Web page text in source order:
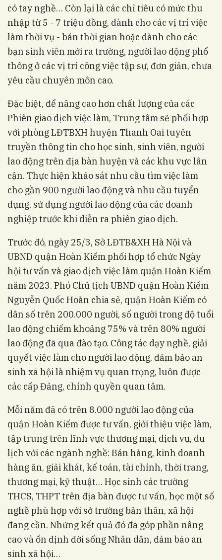
có tay nghề… Còn lại là các chỉ tiêu có mức thu
nhập từ 5 - 7 triệu đồng, dành cho các vị trí việc
làm thời vụ - bán thời gian hoặc dành cho các
bạn sinh viên mới ra trường, người lao động phổ
thông ở các vị trí công việc tập sự, đơn giản, chưa
yêu cầu chuyên môn cao.
Đặc biệt, để nâng cao hơn chất lượng của các
Phiên giao dịch việc làm, Trung tâm sẽ phối hợp
với phòng LĐTBXH huyện Thanh Oai tuyên
truyền thông tin cho học sinh, sinh viên, người
lao động trên địa bàn huyện và các khu vực lân
cận. Thực hiện khảo sát nhu cầu tìm việc làm
cho gần 900 người lao động và nhu cầu tuyển
dụng, sử dụng người lao động của các doanh
nghiệp trước khi diễn ra phiên giao dịch.
Trước đó, ngày 25/3, Sở LĐTB&XH Hà Nội và
UBND quận Hoàn Kiếm phối hợp tổ chức Ngày
hội tư vấn và giao dịch việc làm quận Hoàn Kiếm
năm 2023. Phó Chủ tịch UBND quận Hoàn Kiếm
Nguyễn Quốc Hoàn chia sẻ, quận Hoàn Kiếm có
dân số trên 200.000 người, số người trong độ tuổi
lao động chiếm khoảng 75% và trên 80% người
lao động đã qua đào tạo. Công tác dạy nghề, giải
quyết việc làm cho người lao động, đảm bảo an
sinh xã hội là nhiệm vụ quan trọng, luôn được
các cấp Đảng, chính quyền quan tâm.
Mỗi năm đã có trên 8.000 người lao động của
quận Hoàn Kiếm được tư vấn, giới thiệu việc làm,
tập trung trên lĩnh vực thương mại, dịch vụ, du
lịch với các ngành nghề: Bán hàng, kinh doanh
hàng ăn, giải khát, kế toán, tài chính, thời trang,
thương mại, kỹ thuật… Học sinh các trường
THCS, THPT trên địa bàn được tư vấn, học một số
nghề phù hợp với sở trường bản thân, xã hội
đang cần. Những kết quả đó đã góp phần nâng
cao và ổn định đời sống Nhân dân, đảm bảo an
sinh xã hội…